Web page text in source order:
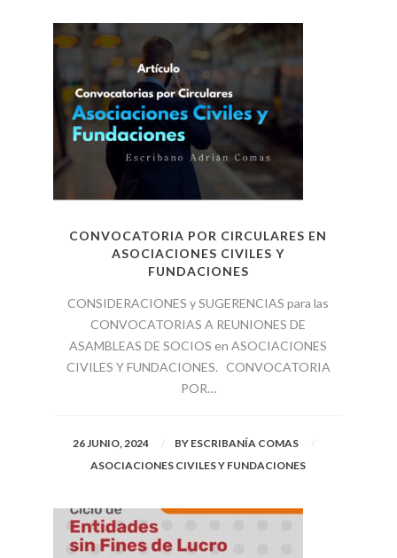
CONVOCATORIA POR CIRCULARES EN
ASOCIACIONES CIVILES Y
FUNDACIONES
CONSIDERACIONES y SUGERENCIAS para las
CONVOCATORIAS A REUNIONES DE
ASAMBLEAS DE SOCIOS en ASOCIACIONES
CIVILES Y FUNDACIONES. CONVOCATORIA
POR…
26 JUNIO, 2024 BYESCRIBANÍA COMAS
ASOCIACIONES CIVILES Y FUNDACIONES